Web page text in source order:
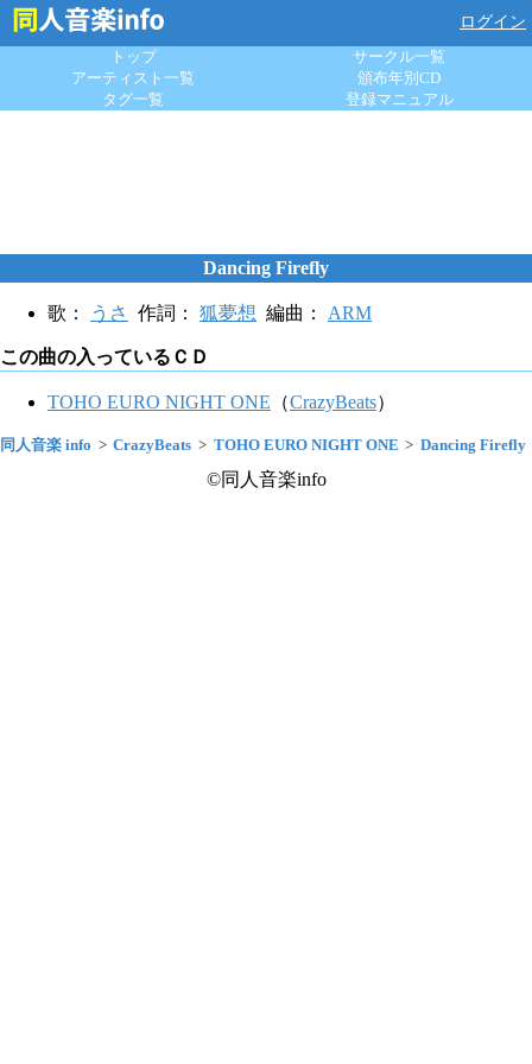
ログイン
トップ
サークル一覧
アーティスト一覧
頒布年別CD
タグ一覧
登録マニュアル
Dancing Firefly
歌： うさ 作詞： 狐夢想 編曲： ARM
この曲の入っているＣＤ
TOHO EURO NIGHT ONE （CrazyBeats）
同人音楽 info CrazyBeats TOHO EURO NIGHT ONE Dancing Firefly
©同人音楽info